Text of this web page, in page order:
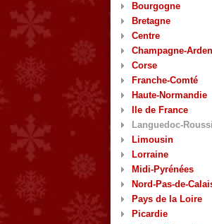
Bourgogne
Bretagne
Centre
Champagne-
Corse
Franche-Comté
Haute-Normandie
Ile de France
Languedoc-
Limousin
Lorraine
Midi-Pyrénées
Nord-Pas-de-
Pays de la Loire
Picardie